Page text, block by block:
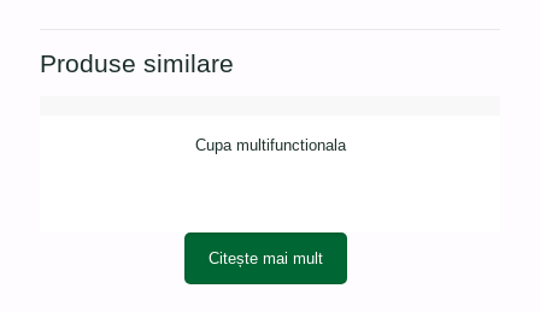
Produse similare
Cupa multifunctionala
Citește mai mult